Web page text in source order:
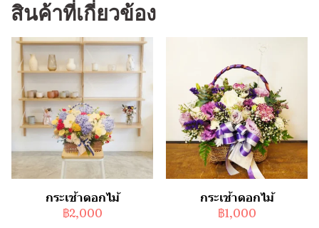
สินค้าที่เกี่ยวข้อง
กระเช้าดอกไม้
฿2,000
กระเช้าดอกไม้
฿1,000